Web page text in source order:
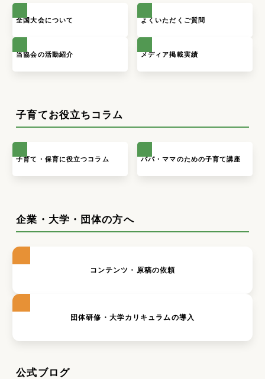
全国大会について よくいただくご質問
当協会の活動紹介 メディア掲載実績
子育てお役立ちコラム
子育て・保育に役立つコラム パパ・ママのための子育て講座
企業・大学・団体の方へ
コンテンツ・原稿の依頼
団体研修・大学カリキュラムの導入
公式ブログ